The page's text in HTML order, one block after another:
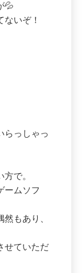
💦
ないぞ！
らっしゃっ
で。
ームソフ
もあり、
せていただ